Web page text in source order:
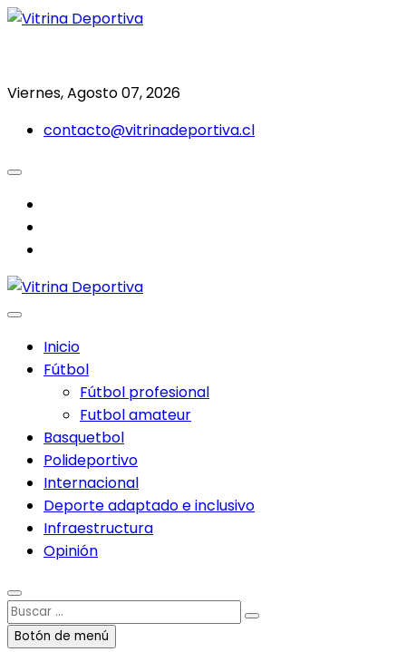
Saltar
Viernes, Agosto 07, 2026
contacto@vitrinadeportiva.cl
Inicio
Fútbol
Fútbol profesional
Futbol amateur
Basquetbol
Polideportivo
Internacional
Deporte adaptado e inclusivo
Infraestructura
Opinión
Buscar
…Botón de menú